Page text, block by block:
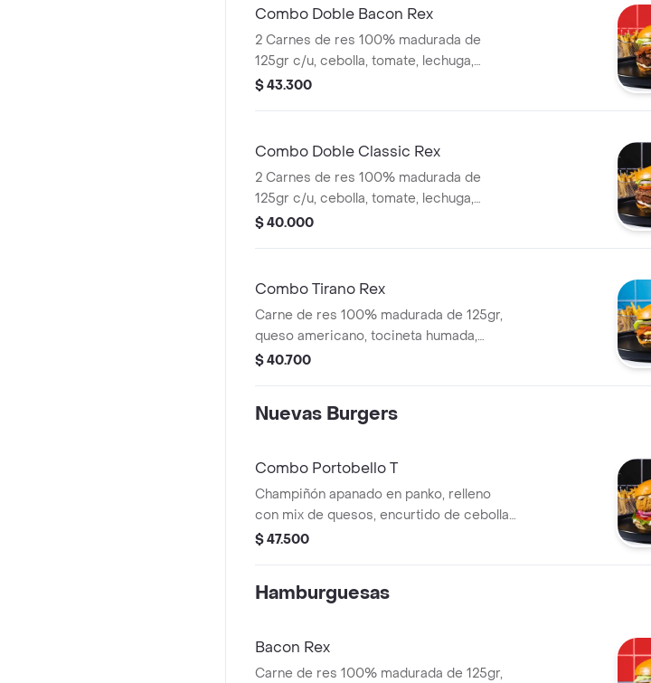
Combo Doble Bacon Rex
2 Carnes de res 100% madurada de
125gr c/u, cebolla, tomate, lechuga,
pepinillos, salsa de ajo, tocineta ahumada
$ 43.300
Combo Doble Classic Rex
2 Carnes de res 100% madurada de
125gr c/u, cebolla, tomate, lechuga,
pepinillos, salsa de ajo y pan brioche
$ 40.000
Combo Tirano Rex
Carne de res 100% madurada de 125gr,
queso americano, tocineta humada,
cebolla, tomate, lechuga, pepinillos, salsa
$ 40.700
Nuevas Burgers
Combo Portobello T
Champiñón apanado en panko, relleno
con mix de quesos, encurtido de cebolla
morada, tomate, lechuga, sour cream de
$ 47.500
Hamburguesas
Bacon Rex
Carne de res 100% madurada de 125gr,